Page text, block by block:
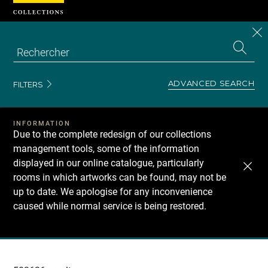
FILTERS ADVANCED SEARCH
INFORMATION
Due to the complete redesign of our collections
management tools, some of the information
displayed in our online catalogue, particularly
rooms in which artworks can be found, may not be
up to date. We apologise for any inconvenience
caused while normal service is being restored.
Recherche
Cookies management panel